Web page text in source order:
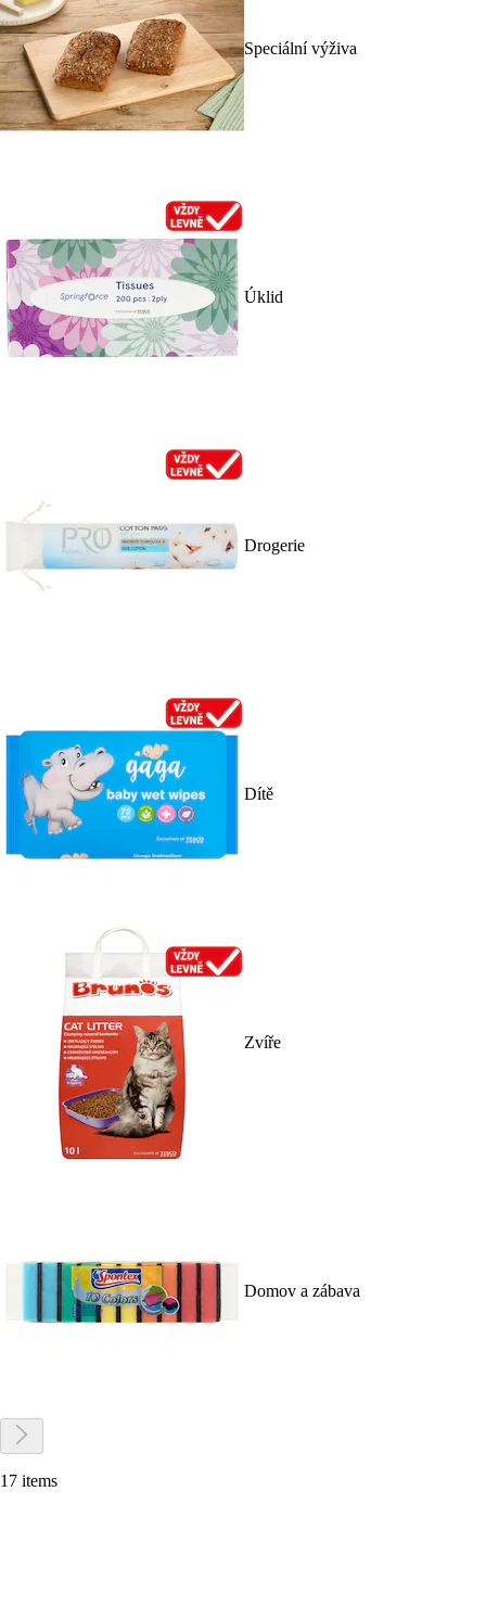
Speciální výživa
Úklid
Drogerie
Dítě
Zvíře
Domov a zábava
17 items